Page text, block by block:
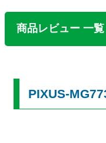
商品レビュー 一覧
PIXUS-